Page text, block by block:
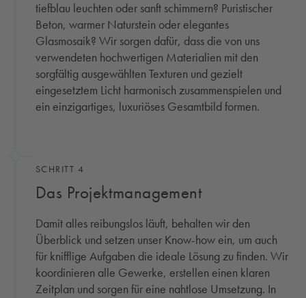
tiefblau leuchten oder sanft schimmern? Puristischer
Beton, warmer Naturstein oder elegantes
Glasmosaik? Wir sorgen dafür, dass die von uns
verwendeten hochwertigen Materialien mit den
sorgfältig ausgewählten Texturen und gezielt
eingesetztem Licht harmonisch zusammenspielen und
ein einzigartiges, luxuriöses Gesamtbild formen.
SCHRITT 4
Das Projektmanagement
Damit alles reibungslos läuft, behalten wir den
Überblick und setzen unser Know-how ein, um auch
für knifflige Aufgaben die ideale Lösung zu finden. Wir
koordinieren alle Gewerke, erstellen einen klaren
Zeitplan und sorgen für eine nahtlose Umsetzung. In